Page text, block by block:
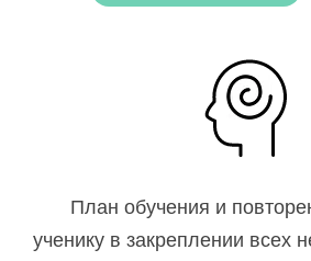
План обучения и
ученику в закреплении всех